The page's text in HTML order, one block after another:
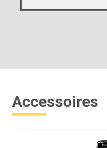
Accessoires